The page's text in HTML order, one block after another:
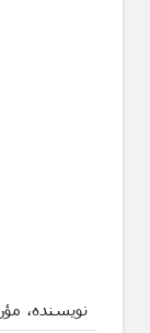
نویسنده،